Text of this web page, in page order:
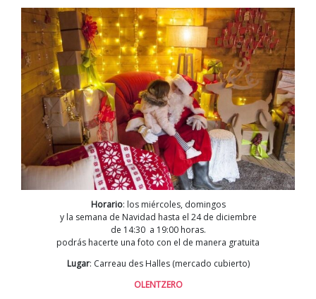
Horario: los miércoles, domingos
y la semana de Navidad hasta el 24 de diciembre
de 14:30 a 19:00 horas.
podrás hacerte una foto con el de manera gratuita
Lugar: Carreau des Halles (mercado cubierto)
OLENTZERO